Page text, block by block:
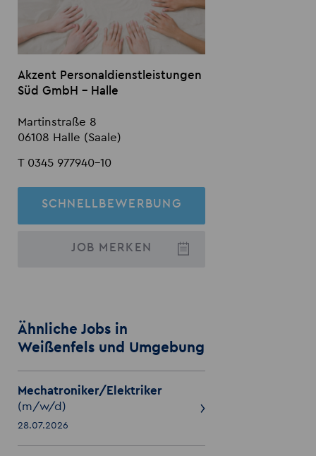
Akzent Personaldienstleistungen
Süd GmbH - Halle
Martinstraße 8
06108 Halle (Saale)
T 0345 977940-10
SCHNELLBEWERBUNG
JOB MERKEN
Ähnliche Jobs in
Weißenfels und Umgebung
Mechatroniker/Elektriker
(m/w/d)
28.07.2026